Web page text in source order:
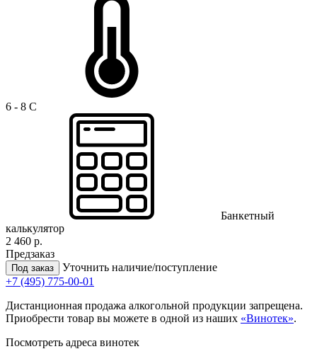
6 - 8 C
Банкетный
калькулятор
2 460 р.
Предзаказ
Под заказ
Уточнить наличие/поступление
+7 (495) 775-00-01
Дистанционная продажа алкогольной продукции запрещена.
Приобрести товар вы можете в одной из наших «Винотек».
Посмотреть адреса винотек